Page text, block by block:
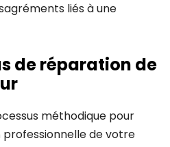
liés à une
de réparation de
méthodique pour
de votre